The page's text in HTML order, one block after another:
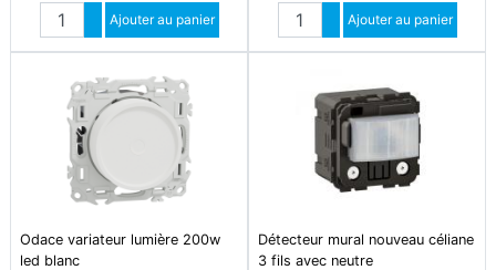
Quantité
Augmenter quantité
Diminuer quantité
Ajouter au panier Quantité
Augmenter quantité
Diminuer quantité
Ajouter au panier
Odace variateur lumière 200w
led blanc
Détecteur mural nouveau céliane
3 fils avec neutre